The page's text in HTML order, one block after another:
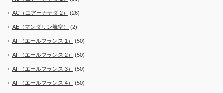
AC（エアーカナダ 2） (26)
AE（マンダリン航空） (2)
AF（エールフランス 1） (50)
AF（エールフランス 2） (50)
AF（エールフランス 3） (50)
AF（エールフランス 4） (50)